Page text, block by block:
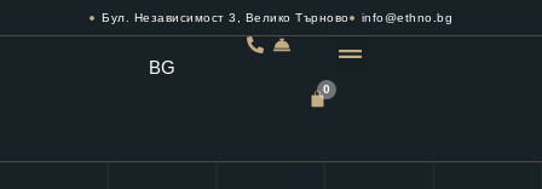
Бул. Независимост 3, Велико Търново info@ethno.bg
BG
0